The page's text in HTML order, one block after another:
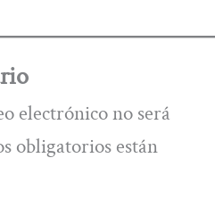
electrónico no será
obligatorios están